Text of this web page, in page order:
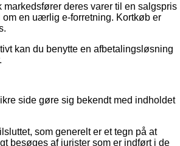
deres varer til en salgspris
en uærlig e-forretning. Kortkøb er
kan du benytte en afbetalingsløsning
side gøre sig bekendt med indholdet
som generelt er et tegn på at
besøges af jurister som er indført i de